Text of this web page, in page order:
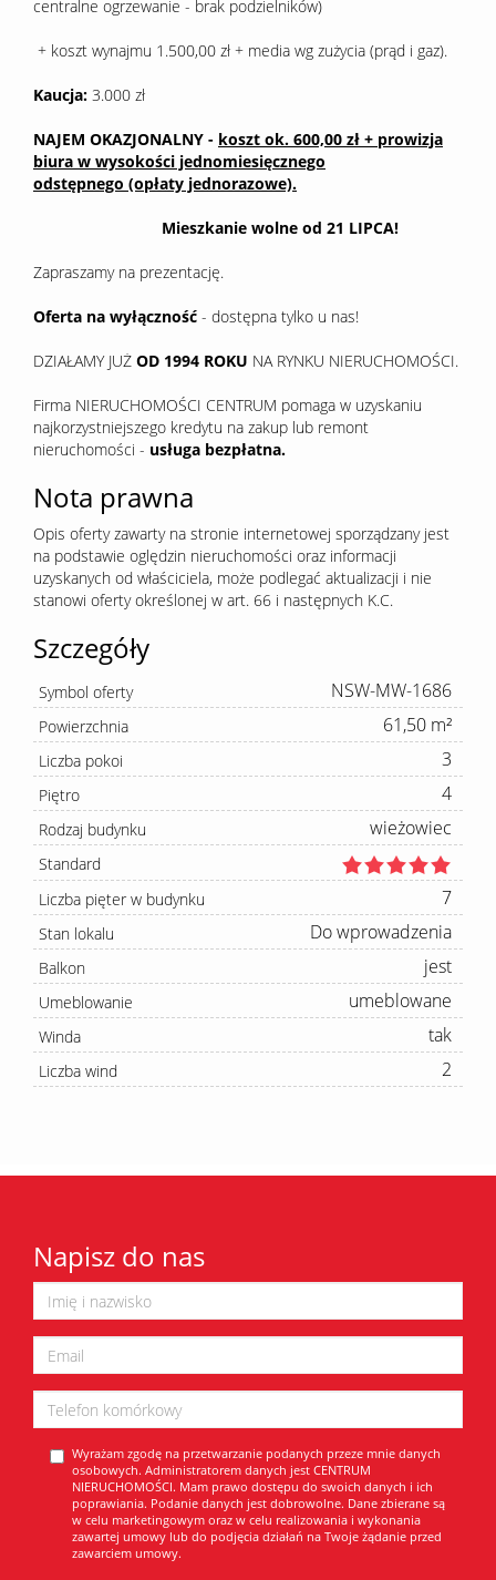
centralne ogrzewanie - brak podzielników)
+ koszt wynajmu 1.500,00 zł + media wg zużycia (prąd i gaz).
Kaucja: 3.000 zł
NAJEM OKAZJONALNY - koszt ok. 600,00 zł + prowizja
biura w wysokości jednomiesięcznego
odstępnego (opłaty jednorazowe).
Mieszkanie wolne od 21 LIPCA!
Zapraszamy na prezentację.
Oferta na wyłączność - dostępna tylko u nas!
DZIAŁAMY JUŻ OD 1994 ROKU NA RYNKU NIERUCHOMOŚCI.
Firma NIERUCHOMOŚCI CENTRUM pomaga w uzyskaniu
najkorzystniejszego kredytu na zakup lub remont
nieruchomości - usługa bezpłatna.
Nota prawna
Opis oferty zawarty na stronie internetowej sporządzany jest
na podstawie oględzin nieruchomości oraz informacji
uzyskanych od właściciela, może podlegać aktualizacji i nie
stanowi oferty określonej w art. 66 i następnych K.C.
Szczegóły
Symbol oferty NSW-MW-1686
Powierzchnia 61,50 m²
Liczba pokoi 3
Piętro 4
Rodzaj budynku wieżowiec
Standard
Liczba pięter w budynku
7
Stan lokalu Do wprowadzenia
Balkon jest
Umeblowanie umeblowane
Winda tak
Liczba wind 2
Napisz do nas
Wyrażam zgodę na przetwarzanie podanych przeze mnie danych
osobowych. Administratorem danych jest CENTRUM
NIERUCHOMOŚCI. Mam prawo dostępu do swoich danych i ich
poprawiania. Podanie danych jest dobrowolne. Dane zbierane są
w celu marketingowym oraz w celu realizowania i wykonania
zawartej umowy lub do podjęcia działań na Twoje żądanie przed
zawarciem umowy.